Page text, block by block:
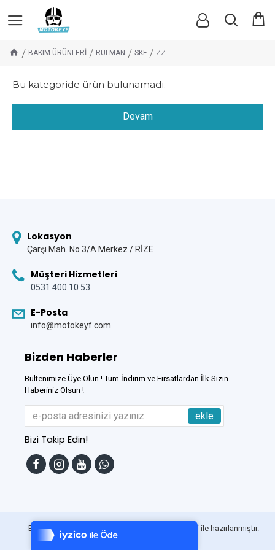
7/24 Canlı Destek
%100 Sorunsuz Alışveriş
BAKIM ÜRÜNLERİ RULMAN SKF ZZ
Bu kategoride ürün bulunamadı.
Devam
Lokasyon
Çarşi Mah. No 3/A Merkez / RİZE
Müşteri Hizmetleri
0531 400 10 53
E-Posta
info@motokeyf.com
Bizden Haberler
Bültenimize Üye Olun ! Tüm İndirim ve Fırsatlardan İlk Sizin
Haberiniz Olsun !
ekle
Bizi Takip Edin!
Bu Site DumanSoft Gelişmiş E-Ticaret sistemleri ile hazırlanmıştır.